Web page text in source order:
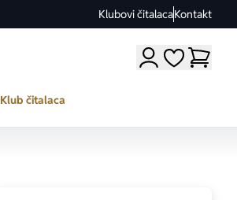
Klubovi čitalacaKontakt
Moji omiljeni
Klub čitalaca